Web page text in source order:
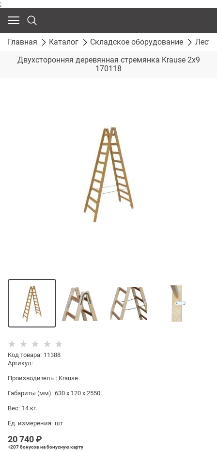
;
Главная Каталог Складское оборудование
Двухсторонняя деревянная стремянка Krause 2х9
170118
Код товара: 11388
Артикул:
Производитель : Krause
Габариты (мм): 630 x 120 x 2550
Вес: 14 кг.
Ед. измерения: шт
20 740 ₽
+207 бонусовна бонусную карту